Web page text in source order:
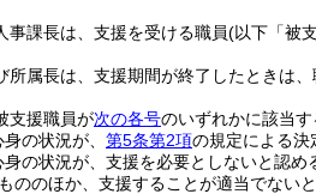
事課長は、支援を受ける職員(以下「被
所属長は、支援期間が終了したときは
支援職員が次の各号のいずれかに該当
の状況が、 第5条第2項の規定による決
の状況が、支援を必要としないと認め
ののほか、支援することが適当でないと